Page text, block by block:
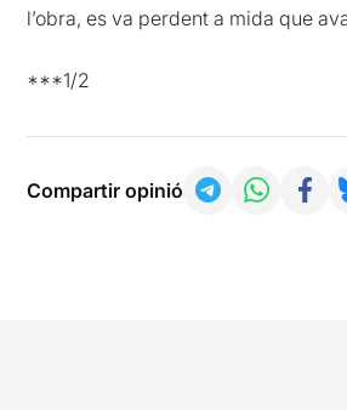
l’obra, es va perdent a mida que
***1/2
Compartir opinió